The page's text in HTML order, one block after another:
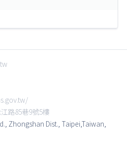
路85巷9號5樓
Zhongshan Dist., Taipei,Taiwan,